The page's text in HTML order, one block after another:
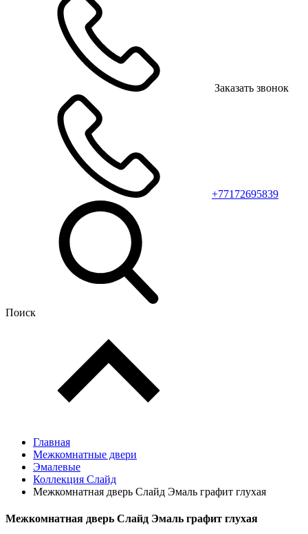
Заказать звонок
+77172695839
Поиск
Главная
Межкомнатные двери
Эмалевые
Коллекция Слайд
Межкомнатная дверь Слайд Эмаль графит глухая
Межкомнатная дверь Слайд Эмаль графит глухая